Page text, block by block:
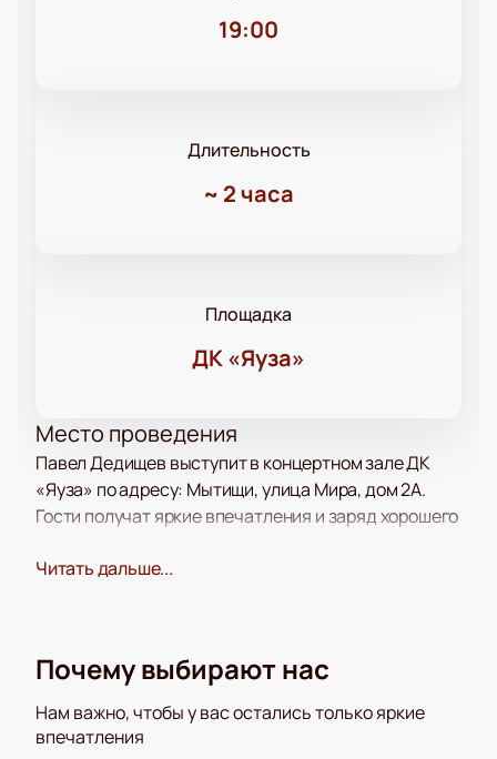
19:00
Длительность
~ 2 часа
Площадка
ДК «Яуза»
Место проведения
Павел Дедищев выступит в концертном зале ДК
«Яуза» по адресу: Мытищи, улица Мира, дом 2А.
Гости получат яркие впечатления и заряд хорошего
российских юмористов. Он всегда радует зрителей
искренними и остроумными шутками. На новом
сольном шоу артист расскажет свежие истории из
жизни и поделится наблюдениями о семье. Каждый
Читать дальше...
Почему выбирают нас
Нам важно, чтобы у вас остались только яркие
впечатления